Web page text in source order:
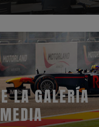
LA GALERÍA